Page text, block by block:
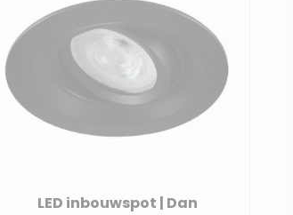
LED inbouwspot | Dan